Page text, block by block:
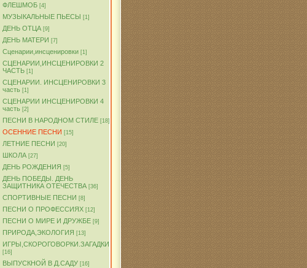
ФЛЕШМОБ [4]
МУЗЫКАЛЬНЫЕ ПЬЕСЫ [1]
ДЕНЬ ОТЦА [9]
ДЕНЬ МАТЕРИ [7]
Сценарии,инсценировки [1]
СЦЕНАРИИ,ИНСЦЕНИРОВКИ 2
ЧАСТЬ [1]
СЦЕНАРИИ. ИНСЦЕНИРОВКИ 3
часть [1]
СЦЕНАРИИ ИНСЦЕНИРОВКИ 4
часть [2]
ПЕСНИ В НАРОДНОМ СТИЛЕ [18]
ОСЕННИЕ ПЕСНИ [15]
ЛЕТНИЕ ПЕСНИ [20]
ШКОЛА [27]
ДЕНЬ РОЖДЕНИЯ [5]
ДЕНЬ ПОБЕДЫ. ДЕНЬ
ЗАЩИТНИКА ОТЕЧЕСТВА [36]
СПОРТИВНЫЕ ПЕСНИ [8]
ПЕСНИ О ПРОФЕССИЯХ [12]
ПЕСНИ О МИРЕ И ДРУЖБЕ [9]
ПРИРОДА,ЭКОЛОГИЯ [13]
ИГРЫ,СКОРОГОВОРКИ.ЗАГАДКИ
[16]
ВЫПУСКНОЙ В Д.САДУ [16]